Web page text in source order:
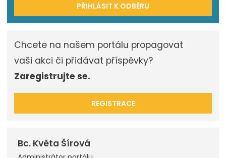
PŘIHLÁSIT K ODBĚRU
Chcete na našem portálu propagovat
vaši akci či přidávat příspěvky?
Zaregistrujte se.
REGISTRACE
Bc. Květa Šírová